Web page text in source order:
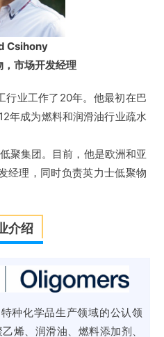
Csihony
市场开发经理
业工作了20年。他最初在巴
年成为燃料和润滑油行业疏水
聚集团。目前，他是欧洲和亚
经理，同时负责英力士低聚物
介绍
种化学品生产领域的公认领
烯、润滑油、燃料添加剂、